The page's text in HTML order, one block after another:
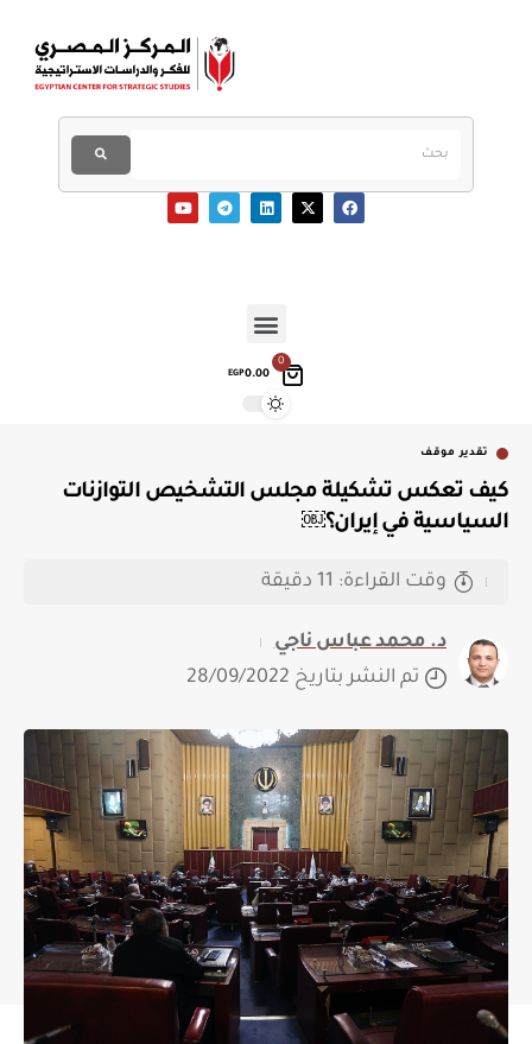
0
EGP0.00
تقدير موقف
كيف تعكس تشكيلة مجلس التشخيص التوازنات
السياسية في إيران؟￼
د. محمد عباس ناجي
تم النشر بتاريخ 28/09/2022
وقت القراءة: 11 دقيقة